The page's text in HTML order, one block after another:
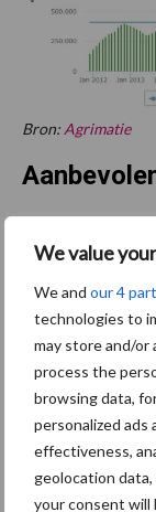
We value
We and our 4
technologies to
may store and/or
process the
browsing data,
personalized ads
effectiveness,
geolocation
your consent will
Bron: Agrimatie